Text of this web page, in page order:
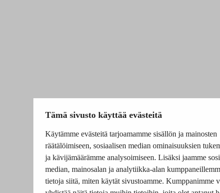
Tämä sivusto käyttää evästeitä
Käytämme evästeitä tarjoamamme sisällön ja mainosten
räätälöimiseen, sosiaalisen median ominaisuuksien
ja kävijämäärämme analysoimiseen. Lisäksi jaamme
median, mainosalan ja analytiikka-alan
tietoja siitä, miten käytät sivustoamme. Kumppanimme